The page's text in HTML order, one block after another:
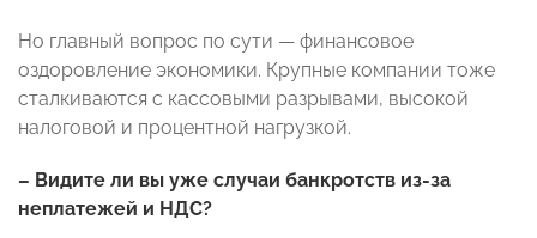
Но главный вопрос по сути — финансовое
оздоровление экономики. Крупные компании тоже
сталкиваются с кассовыми разрывами, высокой
налоговой и процентной нагрузкой.
– Видите ли вы уже случаи банкротств из-за
неплатежей и НДС?